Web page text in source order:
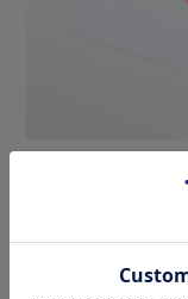
今回のバッグと一緒